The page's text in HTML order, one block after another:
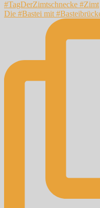
Die #Bastei mit